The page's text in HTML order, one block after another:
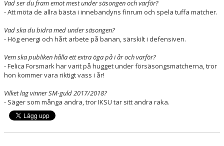
Vad ser du fram emot mest under säsongen och varför?
- Att möta de allra bästa i innebandyns finrum och spela tuffa matcher.
Vad ska du bidra med under säsongen?
- Hög energi och hårt arbete på banan, särskilt i defensiven.
Vem ska publiken hålla ett extra öga på i år och varför?
- Felica Forsmark har varit på hugget under försäsongsmatcherna, tror
hon kommer vara riktigt vass i år!
Vilket lag vinner SM-guld 2017/2018?
- Säger som många andra, tror IKSU tar sitt andra raka.